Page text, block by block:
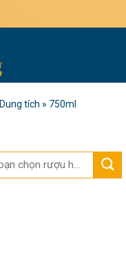
Dung tích » 750ml